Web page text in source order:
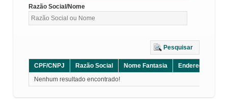
Razão Social/Nome
Pesquisar
CPF/CNPJ Razão Social Nome Fantasia Endereço
Nenhum resultado encontrado!